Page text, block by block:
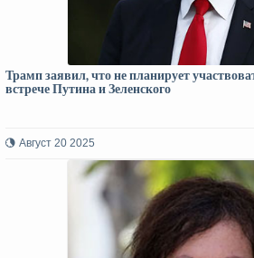
Трамп заявил, что не планирует
встрече Путина и Зеленского
Август 20 2025